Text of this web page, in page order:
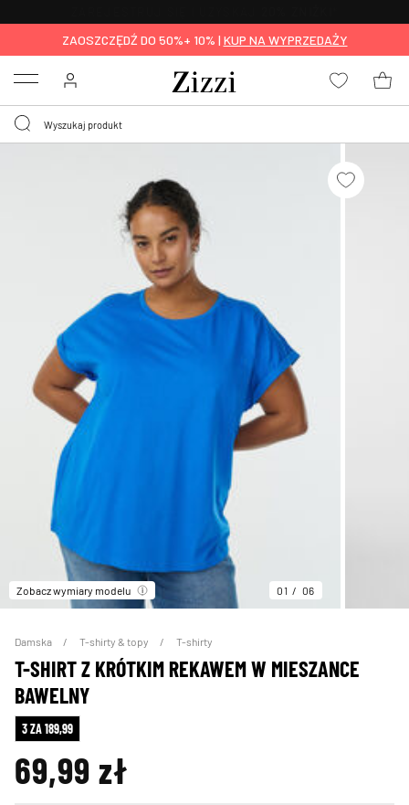
ZAOSZCZĘDŹ DO 50%+ 10% | KUP NA WYPRZEDAŻY
Menu
Zobacz wymiary modelu 01 06
Damska T-shirty & topy T-shirty
T-SHIRT Z KRÓTKIM REKAWEM W MIESZANCE
BAWELNY
3 ZA 189,99
69,99 zł